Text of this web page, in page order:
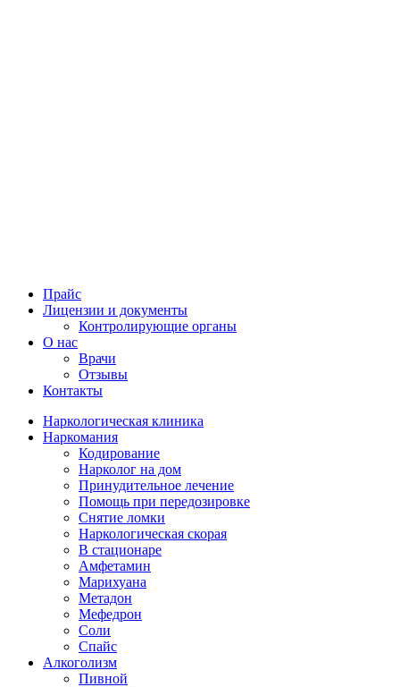
Прайс
Лицензии и документы
Контролирующие органы
О нас
Врачи
Отзывы
Контакты
Наркологическая клиника
Наркомания
Кодирование
Нарколог на дом
Принудительное лечение
Помощь при передозировке
Снятие ломки
Наркологическая скорая
В стационаре
Амфетамин
Марихуана
Метадон
Мефедрон
Соли
Спайс
Алкоголизм
Пивной